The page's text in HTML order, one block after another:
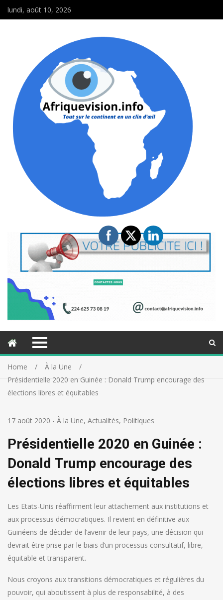
lundi, août 10, 2026
Home
À la Une
Présidentielle 2020 en Guinée : Donald Trump encourage des
élections libres et équitables
17 août 2020 - À la Une, Actualités, Politiques
Présidentielle 2020 en Guinée :
Donald Trump encourage des
élections libres et équitables
Les Etats-Unis réaffirment leur attachement aux institutions et
aux processus démocratiques. Il revient en définitive aux
Guinéens de décider de l’avenir de leur pays, une décision qui
devrait être prise par le biais d’un processus consultatif, libre,
équitable et transparent.
Nous croyons aux transitions démocratiques et régulières du
pouvoir, qui aboutissent à plus de responsabilité, à des